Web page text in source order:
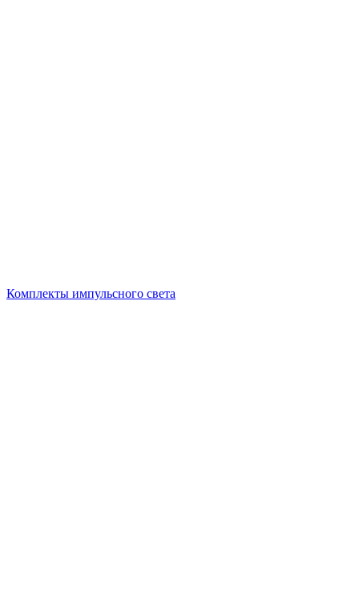
Комплекты импульсного света